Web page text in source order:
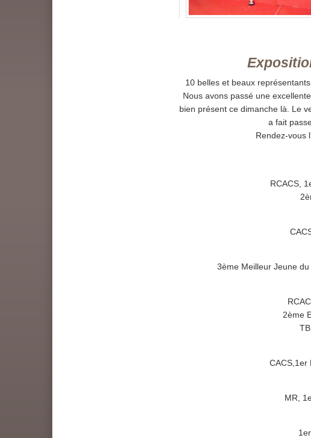
Exposition
10 belles et beaux
Nous avons passé une
bien présent ce dimanche là. Le
a fait
Rendez-vous
RCACS,
3ème Meilleur Jeune
2ème
TB,
CACS,1er
MR,